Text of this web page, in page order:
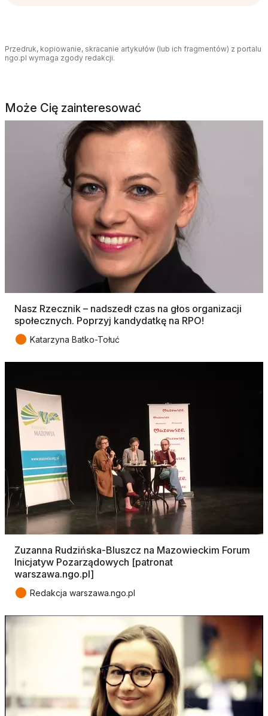
Przedruk, kopiowanie, skracanie artykułów (lub ich fragmentów) z portalu
ngo.pl wymaga zgody redakcji.
Może Cię zainteresować
Nasz Rzecznik – nadszedł czas na głos organizacji
społecznych. Poprzyj kandydatkę na RPO!
● Katarzyna Batko-Tołuć
Zuzanna Rudzińska-Bluszcz na Mazowieckim Forum
Inicjatyw Pozarządowych [patronat
warszawa.ngo.pl]
● Redakcja warszawa.ngo.pl